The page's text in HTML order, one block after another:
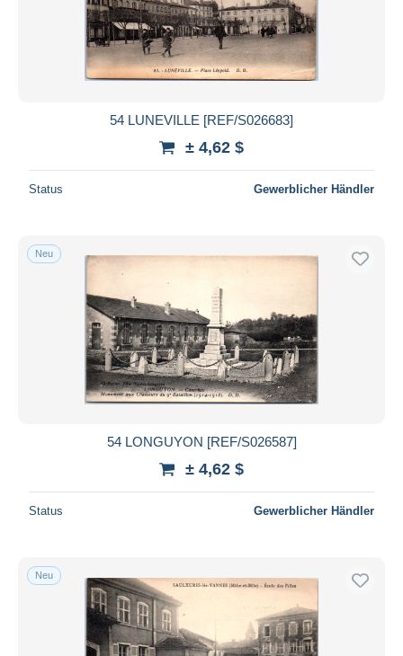
54 LUNEVILLE [REF/S026683]
± 4,62 $
Status Gewerblicher Händler
Neu
54 LONGUYON [REF/S026587]
± 4,62 $
Status Gewerblicher Händler
Neu